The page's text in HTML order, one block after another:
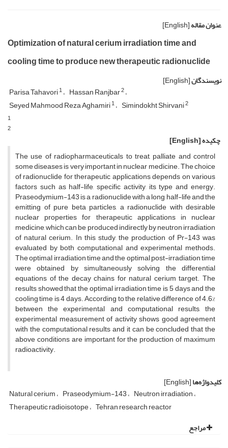
عنوان مقاله[English]
Optimization of natural cerium irradiation time and
cooling time to produce new therapeutic radionuclide
نویسندگان[English]
Parisa Tahavori1 Hassan Ranjbar2
Seyed Mahmood Reza Aghamiri1 Simindokht Shirvani2
1
2
چکیده[English]
The use of radiopharmaceuticals to treat, palliate and control
some diseases is very important in nuclear medicine. The choice
of radionuclide for therapeutic applications depends on various
factors such as half-life, specific activity, its type and energy.
Praseodymium-143 is a radionuclide with a long half-life and the
emitting of pure beta particles, a radionuclide with desirable
nuclear properties for therapeutic applications in nuclear
medicine, which can be produced indirectly by neutron irradiation
of natural cerium. In this study, the production of Pr-143 was
evaluated by both computational and experimental methods.
The optimal irradiation time and the optimal post-irradiation time
were obtained by simultaneously solving the differential
equations of the decay chains for natural cerium target. The
results showed that the optimal irradiation time is 5 days and the
cooling time is 4 days. According to the relative difference of 4.6%
between the experimental and computational results, the
experimental measurement of activity shows good agreement
with the computational results and it can be concluded that the
above conditions are important for the production of maximum
radioactivity.
کلیدواژه‌ها[English]
Natural cerium Praseodymium-143 Neutron irradiation
Therapeutic radioisotope Tehran research reactor
مراجع